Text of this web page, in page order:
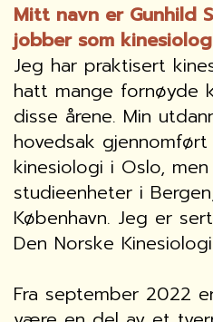
Mitt navn er Gunhild
jobber som
Jeg har praktisert
hatt mange fornøyde
disse årene. Min
hovedsak
kinesiologi i Oslo,
studieenheter i
København. Jeg er
Den Norske
Fra september 2022